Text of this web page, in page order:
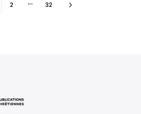
2 More pages
32